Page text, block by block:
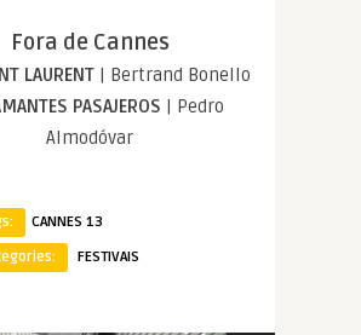
Fora de Cannes
LAURENT | Bertrand Bonello
PASAJEROS | Pedro
Almodóvar
CANNES 13
FESTIVAIS